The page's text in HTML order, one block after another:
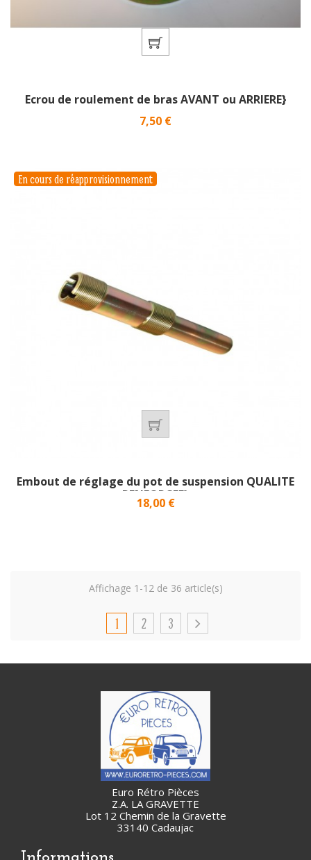
Ecrou de roulement de bras AVANT ou ARRIERE}
Prix
7,50 €
Embout de réglage du pot de suspension QUALITE
RENFORCEE}
Prix
18,00 €
En cours de réapprovisionnement
Affichage 1-12 de 36 article(s)
1 2 3
Euro Rétro Pièces
Z.A. LA GRAVETTE
Lot 12 Chemin de la Gravette
33140 Cadaujac